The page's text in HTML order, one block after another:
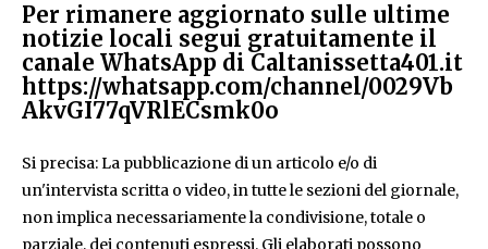
Per rimanere aggiornato sulle ultime
notizie locali segui gratuitamente il
canale WhatsApp di Caltanissetta401.it
https://whatsapp.com/channel/0029Vb
AkvGI77qVRlECsmk0o
Si precisa: La pubblicazione di un articolo e/o di
un'intervista scritta o video, in tutte le sezioni del giornale,
non implica necessariamente la condivisione, totale o
parziale, dei contenuti espressi. Gli elaborati possono